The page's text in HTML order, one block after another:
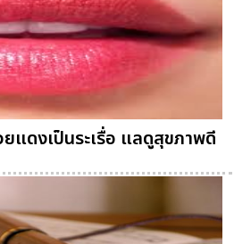
แดงเป็นระเรื่อ แลดูสุขภาพดี